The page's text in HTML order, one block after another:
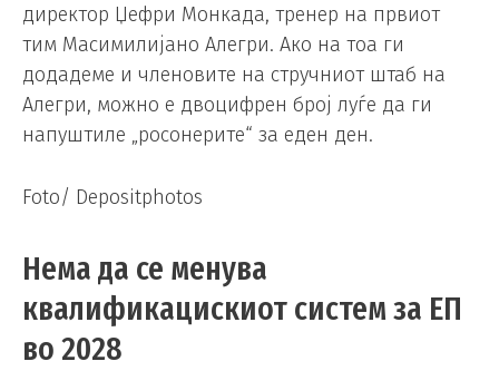
директор Џефри Монкада, тренер на првиот
тим Масимилијано Алегри. Ако на тоа ги
додадеме и членовите на стручниот штаб на
Алегри, можно е двоцифрен број луѓе да ги
напуштиле „росонерите“ за еден ден.
Foto/ Depositphotos
Нема да се менува
квалификацискиот систем за ЕП
во 2028